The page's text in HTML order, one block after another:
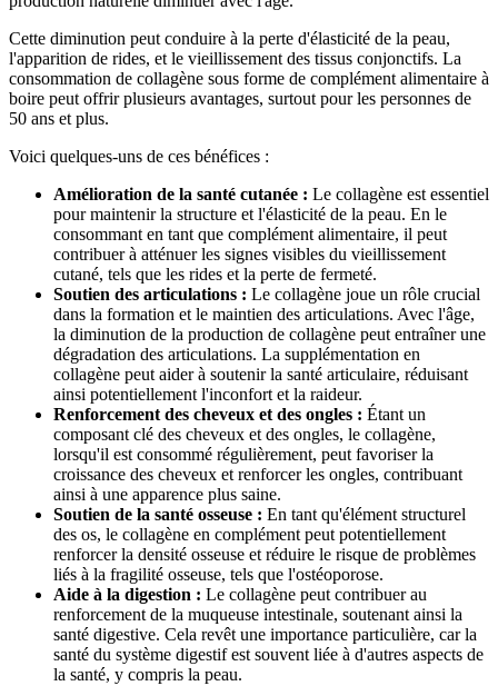
Cette diminution peut conduire à la perte d'élasticité de la peau,
l'apparition de rides, et le vieillissement des tissus conjonctifs. La
consommation de collagène sous forme de complément alimentaire à
boire peut offrir plusieurs avantages, surtout pour les personnes de
50 ans et plus.
Voici quelques-uns de ces bénéfices :
Amélioration de la santé cutanée : Le collagène est essentiel
pour maintenir la structure et l'élasticité de la peau. En le
consommant en tant que complément alimentaire, il peut
contribuer à atténuer les signes visibles du vieillissement
cutané, tels que les rides et la perte de fermeté.
Soutien des articulations : Le collagène joue un rôle crucial
dans la formation et le maintien des articulations. Avec l'âge,
la diminution de la production de collagène peut entraîner une
dégradation des articulations. La supplémentation en
collagène peut aider à soutenir la santé articulaire, réduisant
ainsi potentiellement l'inconfort et la raideur.
Renforcement des cheveux et des ongles : Étant un
composant clé des cheveux et des ongles, le collagène,
lorsqu'il est consommé régulièrement, peut favoriser la
croissance des cheveux et renforcer les ongles, contribuant
ainsi à une apparence plus saine.
Soutien de la santé osseuse : En tant qu'élément structurel
des os, le collagène en complément peut potentiellement
renforcer la densité osseuse et réduire le risque de problèmes
liés à la fragilité osseuse, tels que l'ostéoporose.
Aide à la digestion : Le collagène peut contribuer au
renforcement de la muqueuse intestinale, soutenant ainsi la
santé digestive. Cela revêt une importance particulière, car la
santé du système digestif est souvent liée à d'autres aspects de
la santé, y compris la peau.